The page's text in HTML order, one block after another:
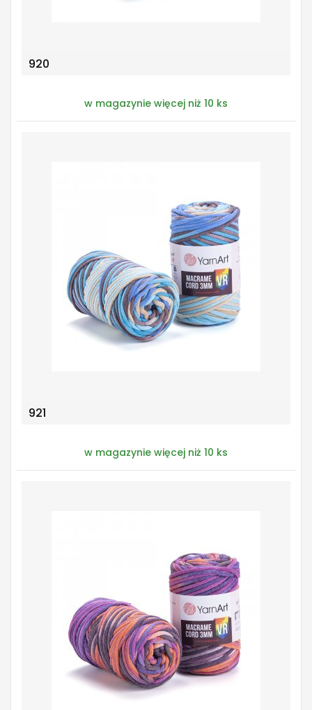
920
w magazynie więcej niż 10 ks
921
w magazynie więcej niż 10 ks